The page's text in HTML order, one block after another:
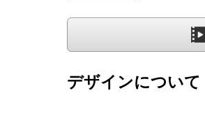
デザインについて